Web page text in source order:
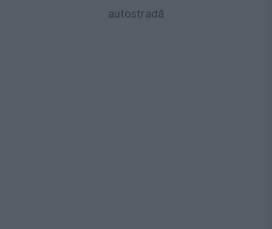
autostradă